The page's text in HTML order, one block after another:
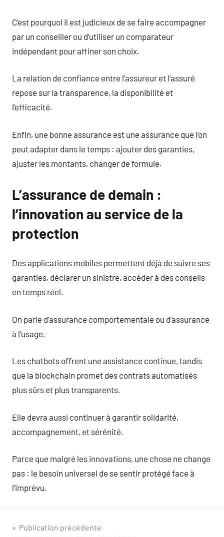
C’est pourquoi il est judicieux de se faire accompagner
par un conseiller ou d’utiliser un comparateur
indépendant pour affiner son choix.
La relation de confiance entre l’assureur et l’assuré
repose sur la transparence, la disponibilité et
l’efficacité.
Enfin, une bonne assurance est une assurance que l’on
peut adapter dans le temps : ajouter des garanties,
ajuster les montants, changer de formule.
L’assurance de demain :
l’innovation au service de la
protection
Des applications mobiles permettent déjà de suivre ses
garanties, déclarer un sinistre, accéder à des conseils
en temps réel.
On parle d’assurance comportementale ou d’assurance
à l’usage.
Les chatbots offrent une assistance continue, tandis
que la blockchain promet des contrats automatisés
plus sûrs et plus transparents.
Elle devra aussi continuer à garantir solidarité,
accompagnement, et sérénité.
Parce que malgré les innovations, une chose ne change
pas : le besoin universel de se sentir protégé face à
l’imprévu.
Navigation
Publication précédente